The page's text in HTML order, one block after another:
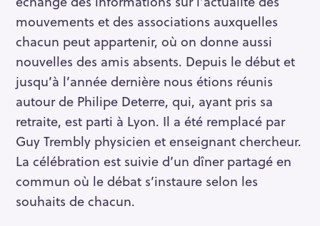
mouvements et des associations auxquelles
chacun peut appartenir, où on donne aussi
nouvelles des amis absents. Depuis le début et
jusqu’à l’année dernière nous étions réunis
autour de Philipe Deterre, qui, ayant pris sa
retraite, est parti à Lyon. Il a été remplacé par
Guy Trembly physicien et enseignant chercheur.
La célébration est suivie d’un dîner partagé en
commun où le débat s’instaure selon les
souhaits de chacun.